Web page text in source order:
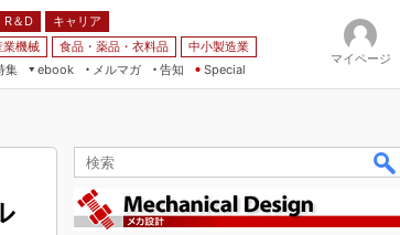
R＆D
キャリア
業機械 食品・薬品・衣料品
中小製造業
集
ebook
メルマガ
告知 Special
マイページ